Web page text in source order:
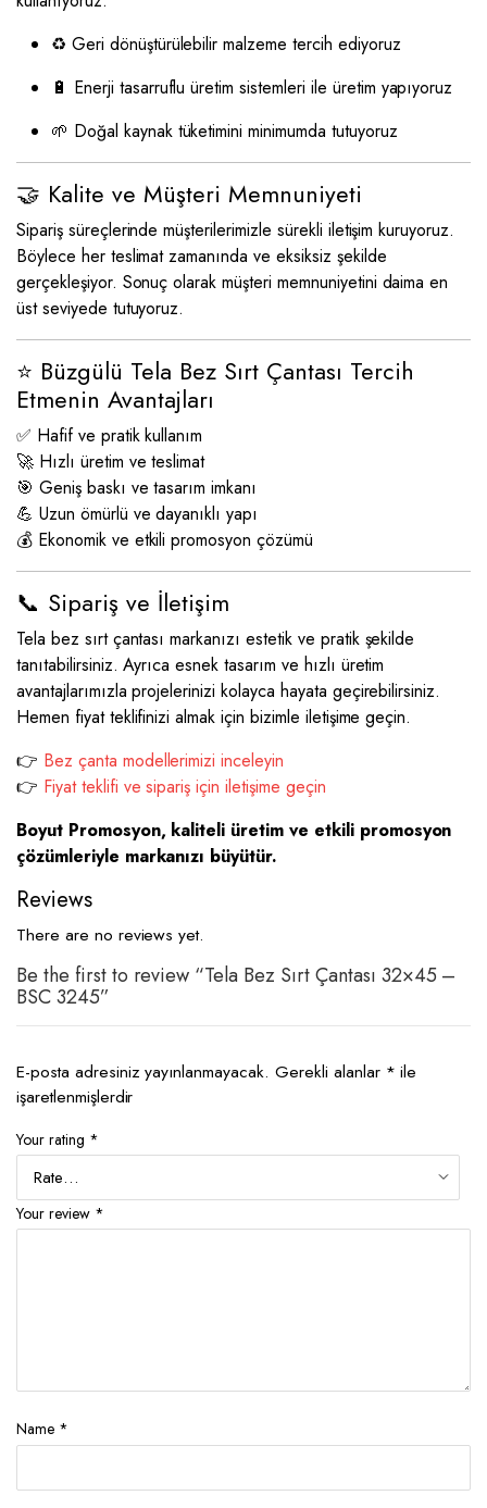
♻️ Geri dönüştürülebilir malzeme tercih ediyoruz
🔋 Enerji tasarruflu üretim sistemleri ile üretim yapıyoruz
🌱 Doğal kaynak tüketimini minimumda tutuyoruz
🤝 Kalite ve Müşteri Memnuniyeti
Sipariş süreçlerinde müşterilerimizle sürekli iletişim kuruyoruz.
Böylece her teslimat zamanında ve eksiksiz şekilde
gerçekleşiyor. Sonuç olarak müşteri memnuniyetini daima en
üst seviyede tutuyoruz.
⭐ Büzgülü Tela Bez Sırt Çantası Tercih
Etmenin Avantajları
✅ Hafif ve pratik kullanım
🚀 Hızlı üretim ve teslimat
🎯 Geniş baskı ve tasarım imkanı
💪 Uzun ömürlü ve dayanıklı yapı
💰 Ekonomik ve etkili promosyon çözümü
📞 Sipariş ve İletişim
Tela bez sırt çantası markanızı estetik ve pratik şekilde
tanıtabilirsiniz. Ayrıca esnek tasarım ve hızlı üretim
avantajlarımızla projelerinizi kolayca hayata geçirebilirsiniz.
Hemen fiyat teklifinizi almak için bizimle iletişime geçin.
👉 Bez çanta modellerimizi inceleyin
👉 Fiyat teklifi ve sipariş için iletişime geçin
Boyut Promosyon, kaliteli üretim ve etkili promosyon
çözümleriyle markanızı büyütür.
Reviews
There are no reviews yet.
Be the first to review “Tela Bez Sırt Çantası 32×45 –
BSC 3245”
E-posta adresiniz yayınlanmayacak. Gerekli alanlar * ile
işaretlenmişlerdir
Your rating *
Your review *
Name *